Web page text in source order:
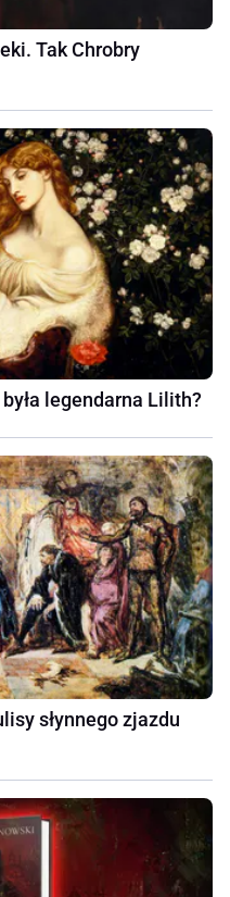
Tak Chrobry
legendarna Lilith?
słynnego zjazdu